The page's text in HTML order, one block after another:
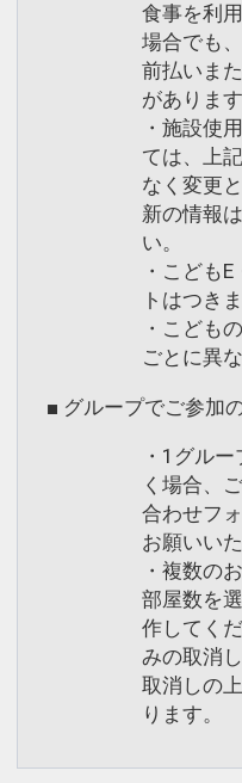
食事を利
場合でも
前払いま
があります
・施設使
ては、上
なく変更
新の情報
い。
・こども
トはつき
・こども
ごとに異
■ グループでご参加
・1グル
く場合、
合わせフ
お願いい
・複数の
部屋数を
作してく
みの取消
取消しの
ります。